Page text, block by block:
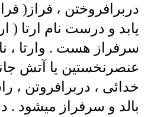
دربرافروختن ، فراز(
یابد و درست نام ارتا (
سرفراز هست . وارتا ،
عنصرنخستین یا آتش
خدائی ، دربرافروتن ،
بالد و سرفراز میشود .